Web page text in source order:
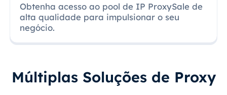
Obtenha acesso ao pool de IP ProxySale de
alta qualidade para impulsionar o seu
negócio.
Múltiplas Soluções de Proxy